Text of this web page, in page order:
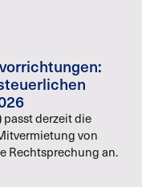
derzeit die
von
Rechtsprechung an.